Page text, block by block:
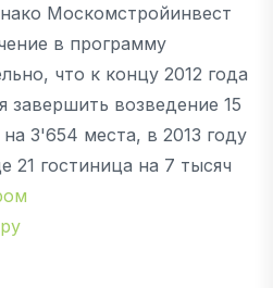
Москомстройинвест
в программу
что к концу 2012 года
завершить возведение 15
3'654 места, в 2013 году
21 гостиница на 7 тысяч